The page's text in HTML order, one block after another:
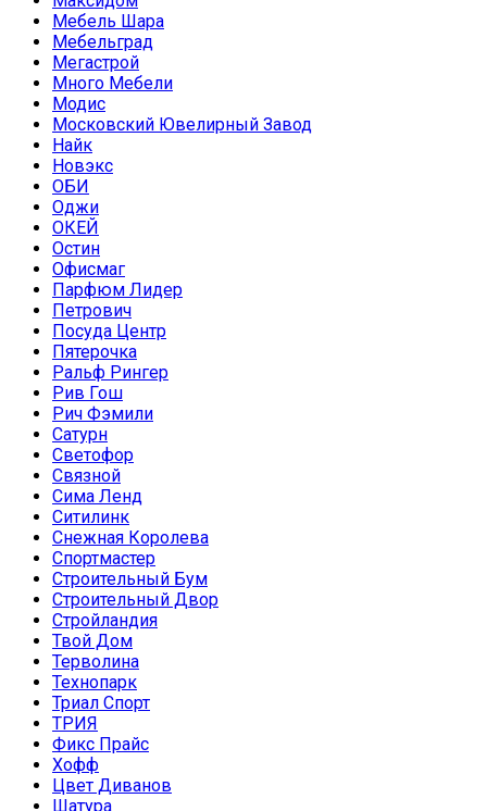
Мебель Шара
Мебельград
Мегастрой
Много Мебели
Модис
Московский Ювелирный Завод
Найк
Новэкс
ОБИ
Оджи
ОКЕЙ
Остин
Офисмаг
Парфюм Лидер
Петрович
Посуда Центр
Пятерочка
Ральф Рингер
Рив Гош
Рич Фэмили
Сатурн
Светофор
Связной
Сима Ленд
Ситилинк
Снежная Королева
Спортмастер
Строительный Бум
Строительный Двор
Стройландия
Твой Дом
Терволина
Технопарк
Триал Спорт
ТРИЯ
Фикс Прайс
Хофф
Цвет Диванов
Шатура